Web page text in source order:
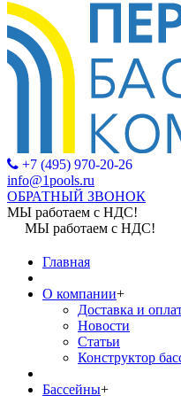
+7 (495) 970-20-26
info@1pools.ru
ОБРАТНЫЙ ЗВОНОК
МЫ работаем с НДС!
Главная
О компании+
Доставка и
Новости
Статьи
Конструктор
Бассейны+